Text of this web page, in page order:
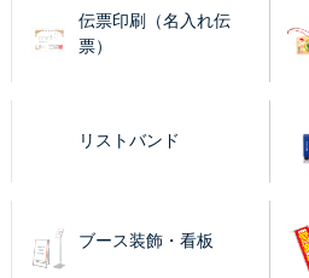
伝票印刷（名入れ伝
票）
リストバンド
ブース装飾・看板